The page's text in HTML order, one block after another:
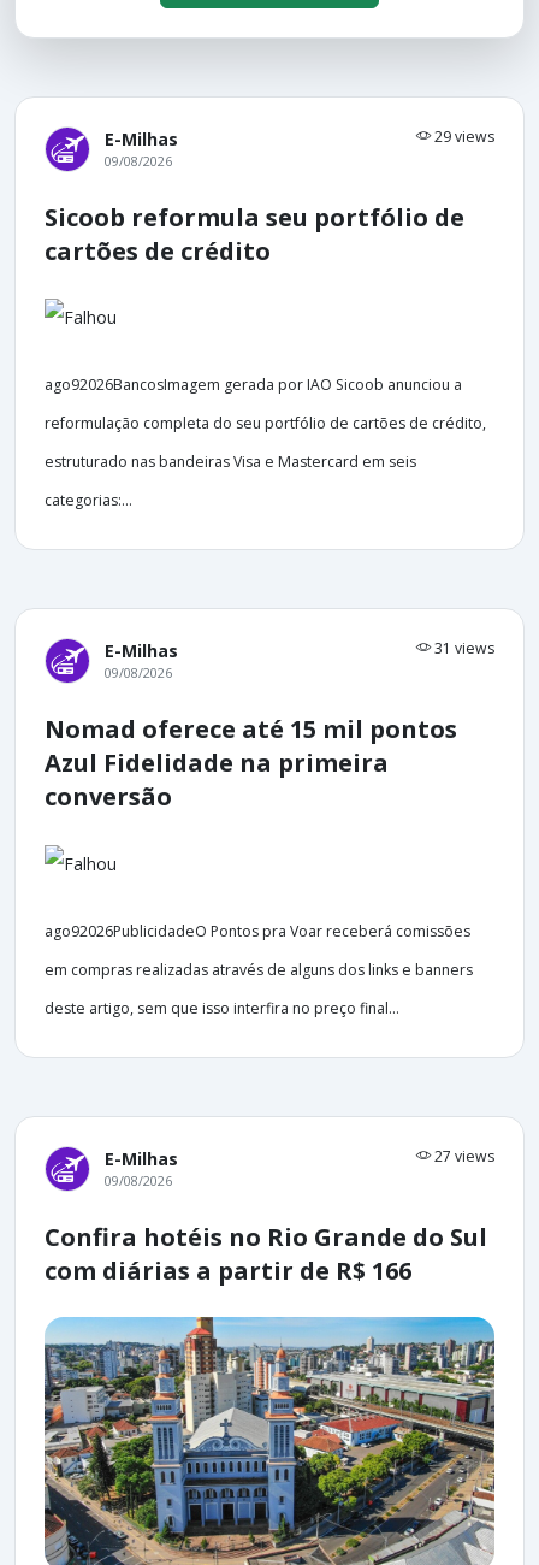
E-Milhas 29 views
09/08/2026
Sicoob reformula seu portfólio de
cartões de crédito
ago92026BancosImagem gerada por IAO Sicoob anunciou a
reformulação completa do seu portfólio de cartões de crédito,
estruturado nas bandeiras Visa e Mastercard em seis
categorias:...
E-Milhas 31 views
09/08/2026
Nomad oferece até 15 mil pontos
Azul Fidelidade na primeira
conversão
ago92026PublicidadeO Pontos pra Voar receberá comissões
em compras realizadas através de alguns dos links e banners
deste artigo, sem que isso interfira no preço final...
E-Milhas 27 views
09/08/2026
Confira hotéis no Rio Grande do Sul
com diárias a partir de R$ 166